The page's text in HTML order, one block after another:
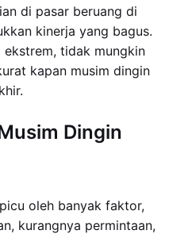
di pasar beruang di
kinerja yang bagus.
tidak mungkin
kapan musim dingin
Dingin
oleh banyak faktor,
kurangnya permintaan,